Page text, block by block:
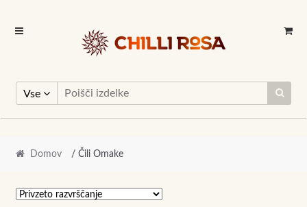
Skip
Skip
Vse
Domov / Čili Omake